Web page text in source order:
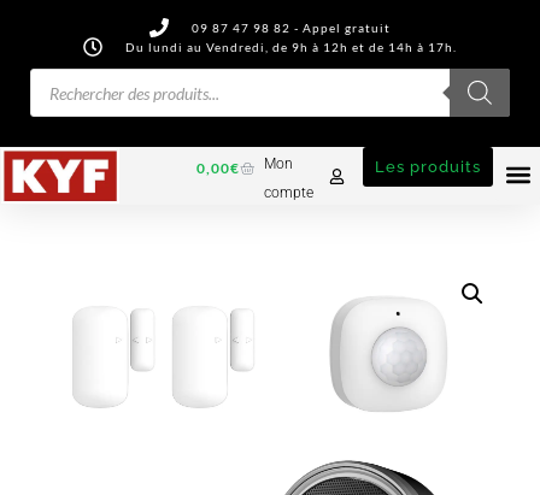
09 87 47 98 82 - Appel gratuit
Du lundi au Vendredi, de 9h à 12h et de 14h à 17h.
Les produits
Mon
compte
0,00€